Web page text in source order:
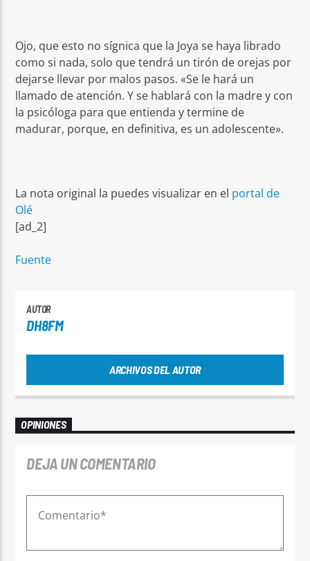
Ojo, que esto no sígnica que la Joya se haya librado
como si nada, solo que tendrá un tirón de orejas por
dejarse llevar por malos pasos. «Se le hará un
llamado de atención. Y se hablará con la madre y con
la psicóloga para que entienda y termine de
madurar, porque, en definitiva, es un adolescente».
La nota original la puedes visualizar en el portal de
Olé
[ad_2]
Fuente
AUTOR
DH8FM
ARCHIVOS DEL AUTOR
OPINIONES
DEJA UN COMENTARIO